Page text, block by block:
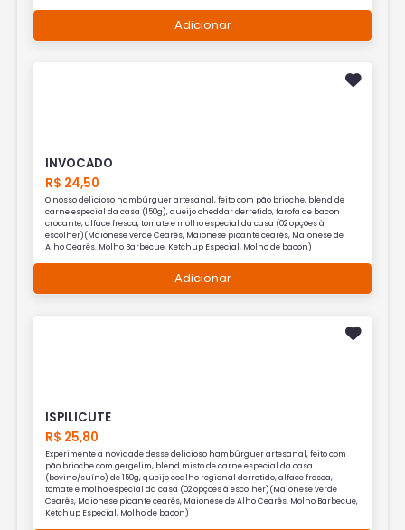
Adicionar
INVOCADO
R$ 24,50
O nosso delicioso hambúrguer artesanal, feito com pão brioche, blend de
carne especial da casa (150g), queijo cheddar derretido, farofa de bacon
crocante, alface fresca, tomate e molho especial da casa (02 opções à
escolher)(Maionese verde Cearês, Maionese picante cearês, Maionese de
Alho Cearês. Molho Barbecue, Ketchup Especial, Molho de bacon)
Adicionar
ISPILICUTE
R$ 25,80
Experimente a novidade desse delicioso hambúrguer artesanal, feito com
pão brioche com gergelim, blend misto de carne especial da casa
(bovino/suíno) de 150g, queijo coalho regional derretido, alface fresca,
tomate e molho especial da casa (02 opções à escolher)(Maionese verde
Cearês, Maionese picante cearês, Maionese de Alho Cearês. Molho Barbecue,
Ketchup Especial, Molho de bacon)